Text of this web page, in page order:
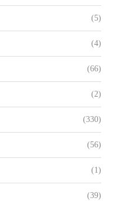
(5)
(4)
(66)
(2)
(330)
(56)
(1)
(39)